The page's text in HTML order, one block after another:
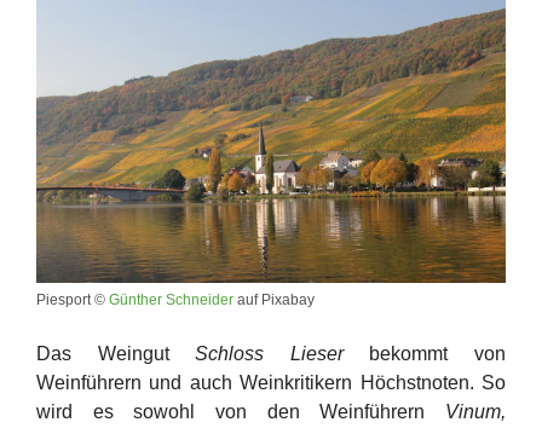
Piesport © Günther Schneider auf Pixabay
Das WeingutSchloss Lieserbekommt von
Weinführern und auch Weinkritikern Höchstnoten. So
wird es sowohl von den Weinführern Vinum,